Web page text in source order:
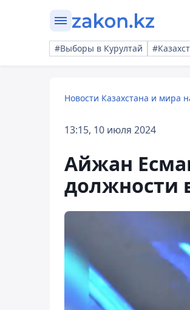
#Выборы в Курултай
Новости Казахстана и мира
13:15, 10 июля 2024
Айжан
должности